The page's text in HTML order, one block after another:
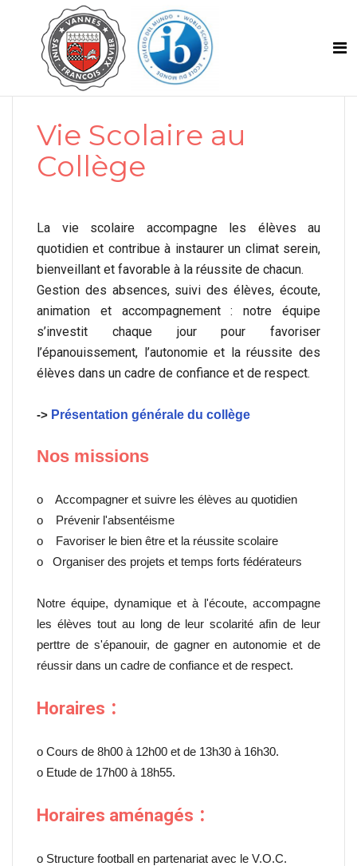
Vie Scolaire au
Collège
La vie scolaire accompagne les élèves au
quotidien et contribue à instaurer un climat serein,
bienveillant et favorable à la réussite de chacun.
Gestion des absences, suivi des élèves, écoute,
animation et accompagnement : notre équipe
s’investit chaque jour pour favoriser
l’épanouissement, l’autonomie et la réussite des
élèves dans un cadre de confiance et de respect.
-> Présentation générale du collège
Nos missions
o Accompagner et suivre les élèves au quotidien
o Prévenir l'absentéisme
o Favoriser le bien être et la réussite scolaire
o Organiser des projets et temps forts fédérateurs
Notre équipe, dynamique et à l'écoute, accompagne
les élèves tout au long de leur scolarité afin de leur
perttre de s'épanouir, de gagner en autonomie et de
réussir dans un cadre de confiance et de respect.
Horaires :
o Cours de 8h00 à 12h00 et de 13h30 à 16h30.
o Etude de 17h00 à 18h55.
Horaires aménagés :
o Structure football en partenariat avec le V.O.C.